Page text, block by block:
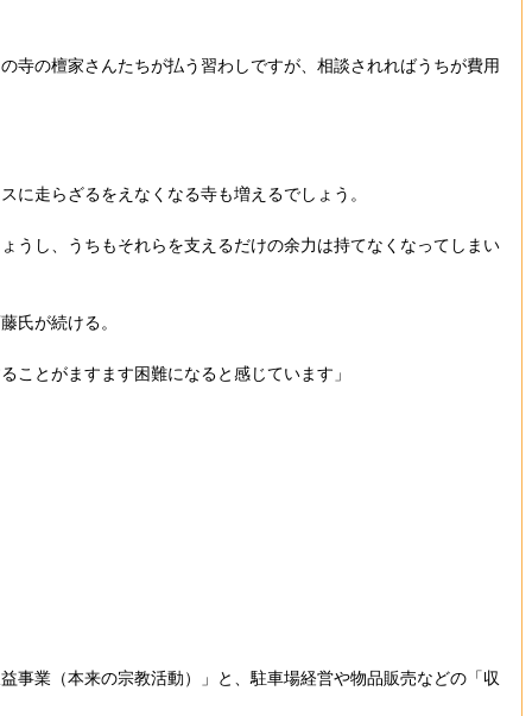
寺の檀家さんたちが払う習わしですが、相談されればうちが費用
走らざるをえなくなる寺も増えるでしょう。
うし、うちもそれらを支えるだけの余力は持てなくなってしまい
氏が続ける。
とがますます困難になると感じています」
事業（本来の宗教活動）」と、駐車場経営や物品販売などの「収